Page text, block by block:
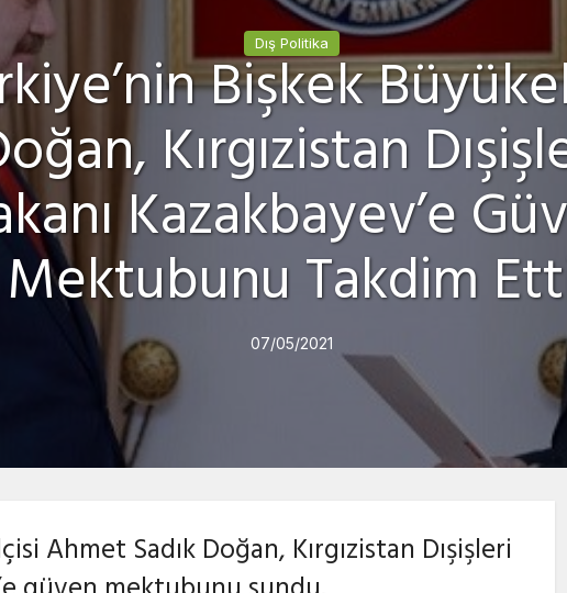
Dış Politika
Bişkek
Kırgızistan
Kazakbayev’e
Mektubunu Takdim
07/05/2021
Ahmet Sadık Doğan, Kırgızistan Dışişleri